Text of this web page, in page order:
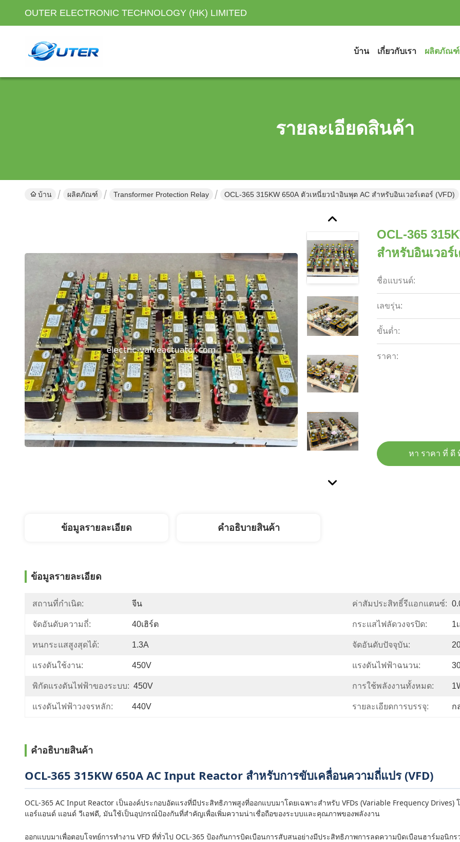
OUTER ELECTRONIC TECHNOLOGY (HK) LIMITED
บ้าน เกี่ยวกับเรา ผลิตภัณฑ์
รายละเอียดสินค้า
บ้าน ผลิตภัณฑ์ Transformer Protection Relay OCL-365 315KW 650A ตัวเหนี่ยวนำอินพุต AC สำหรับอินเวอร์เตอร์ (VFD)
OCL-365
สำหรับอินเวอร์
ชื่อแบรนด์:
เลขรุ่น:
ขั้นต่ำ:
ราคา:
หา ราคา ที่ ดี
ข้อมูลรายละเอียด คําอธิบายสินค้า
ข้อมูลรายละเอียด
สถานที่กำเนิด: จีน ค่าสัมประสิทธิ์รีแอกแตนซ์:
จัดอันดับความถี่: 40เฮิร์ต กระแสไฟลัดวงจรปิด: 1
ทนกระแสสูงสุดได้: 1.3A จัดอันดับปัจจุบัน:
แรงดันใช้งาน: 450V แรงดันไฟฟ้าฉนวน:
พิกัดแรงดันไฟฟ้าของระบบ: 450V การใช้พลังงานทั้งหมด:
แรงดันไฟฟ้าวงจรหลัก: 440V รายละเอียดการบรรจุ: ก
คําอธิบายสินค้า
OCL-365 315KW 650A AC Input Reactor สําหรับการขับเคลื่อนความถี่แปร (VFD)
OCL-365 AC Input Reactor เป็นองค์ประกอบอัดแรงที่มีประสิทธิภาพสูงที่ออกแบบมาโดยเฉพาะสําหรับ VFDs (Variable Frequency
แอร์แอนด์ แอนด์ วีเอฟดี, มันใช้เป็นอุปกรณ์ป้องกันที่สําคัญเพื่อเพิ่มความน่าเชื่อถือของระบบและคุณภาพของพลังงาน
ออกแบบมาเพื่อตอบโจทย์การทํางาน VFD ที่ทั่วไป OCL-365 ป้องกันการบิดเบือนการสับสนอย่างมีประสิทธิภาพการลดความบิดเบือนฮาร์มอนิกร